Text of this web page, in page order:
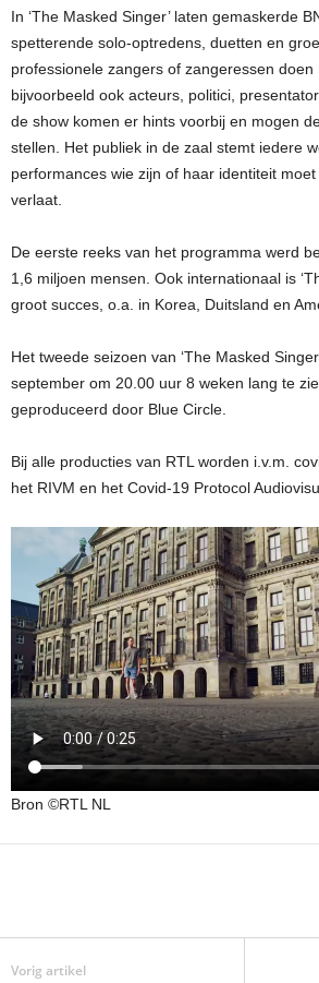
In ‘The Masked Singer’ laten gemaskerde
spetterende solo-optredens, duetten en
professionele zangers of zangeressen doen
bijvoorbeeld ook acteurs, politici,
de show komen er hints voorbij en mogen
stellen. Het publiek in de zaal stemt iedere
performances wie zijn of haar identiteit
verlaat.
De eerste reeks van het programma werd
1,6 miljoen mensen. Ook internationaal is
groot succes, o.a. in Korea, Duitsland en
Het tweede seizoen van ‘The Masked
september om 20.00 uur 8 weken lang te
geproduceerd door Blue Circle.
Bij alle producties van RTL worden i.v.m.
het RIVM en het Covid-19 Protocol
Bron ©RTL NL
Vorig artikel